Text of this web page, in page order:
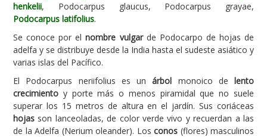
Fotos
Árboles y Palmeras
Cactus y Suculentas
henkelii, Podocarpus glaucus, Podocarpus grayae,
Podocarpus latifolius.
Se conoce por elnombre vulgarde Podocarpo de hojas de
adelfa y se distribuye desde la India hasta el sudeste asiático y
varias islas del Pacífico.
El Podocarpus neriifolius es unárbol monoico de lento
crecimiento y porte más o menos piramidal que no suele
superar los 15 metros de altura en el jardín. Sus coriáceas
hojas son lanceoladas, de color verde vivo y recuerdan a las
de la Adelfa (Nerium oleander). Los conos (flores) masculinos